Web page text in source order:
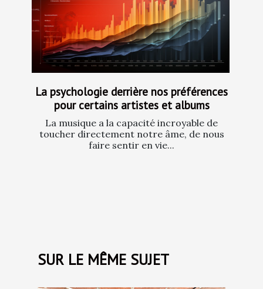
La psychologie derrière nos préférences
pour certains artistes et albums
La musique a la capacité incroyable de
toucher directement notre âme, de nous
faire sentir en vie...
SUR LE MÊME SUJET